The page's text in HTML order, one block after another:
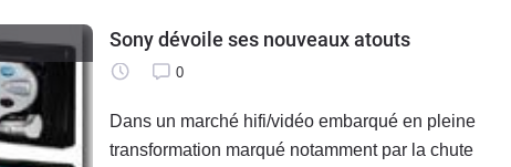
Sony dévoile ses nouveaux atouts
0
Dans un marché hifi/vidéo embarqué en pleine
transformation marqué notamment par la chute